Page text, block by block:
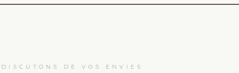
DISCUTONS DE VOS ENVIES